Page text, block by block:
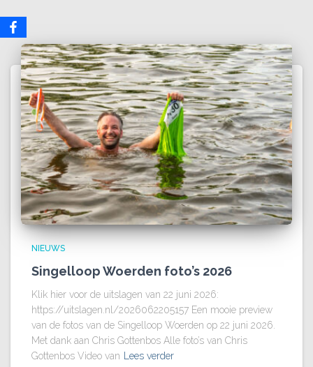
NIEUWS
Singelloop Woerden foto’s 2026
Klik hier voor de uitslagen van 22 juni 2026:
https://uitslagen.nl/2026062205157 Een mooie preview
van de fotos van de Singelloop Woerden op 22 juni 2026.
Met dank aan Chris Gottenbos Alle foto’s van Chris
Gottenbos Video van
Lees verder